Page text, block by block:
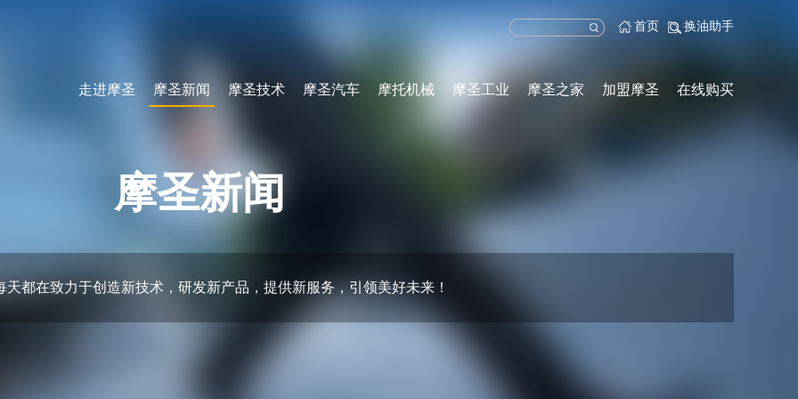
换油助手
首页
走进摩圣 摩圣新闻 摩圣技术 摩圣汽车 摩托机械 摩圣工业 摩圣之家 加盟摩圣 在线购买
摩圣新闻
天都在致力于创造新技术，研发新产品，提供新服务，引领美好未来！